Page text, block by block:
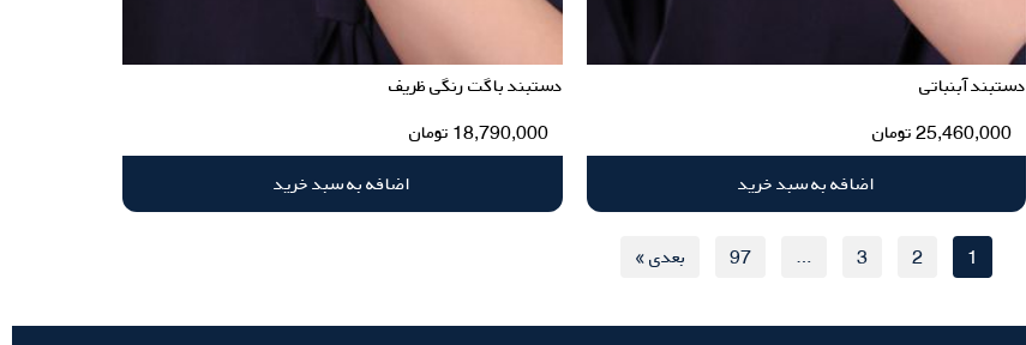
دستبند آبنباتی
25,460,000تومان
اضافه به سبد خرید
دستبند باگت رنگی ظریف
18,790,000 تومان
اضافه به سبد خرید
1
2
3
…
97 بعدی »